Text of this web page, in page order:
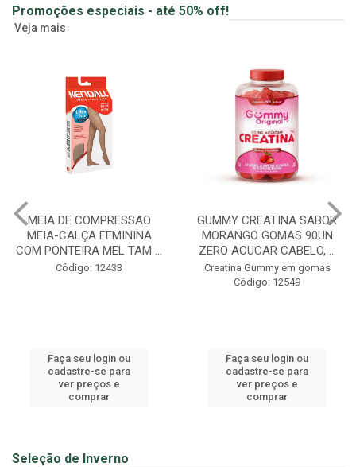
Promoções especiais - até 50% off!
Veja mais
MEIA DE COMPRESSAO
MEIA-CALÇA FEMININA
COM PONTEIRA MEL TAM ...
Código: 12433
Faça seu login ou
cadastre-se para
ver preços e
comprar
GUMMY CREATINA SABOR
MORANGO GOMAS 90UN
ZERO ACUCAR CABELO, ...
Creatina Gummy em gomas
Código: 12549
Faça seu login ou
cadastre-se para
ver preços e
comprar
Seleção de Inverno